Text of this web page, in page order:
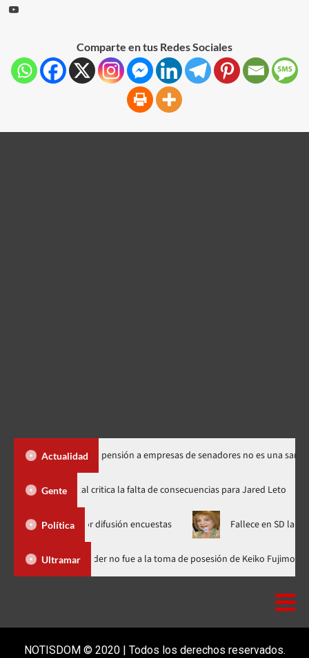
Comparte en tus Redes Sociales
Actualidad
dice suspensión a empresas de senadores no es una sanción
Gente
Directora de documental critica la falta de consecuencias para
Política
Media por difusión encuestas Fallece en SD la abogada
Ultramar Luis Abinader no fue a la toma de posesión de
NOTISDOM © 2020 | Todos los derechos reservados.